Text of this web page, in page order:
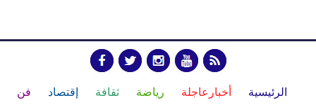
الرئيسية أخبارعاجلة رياضة ثقافة إقتصاد فن